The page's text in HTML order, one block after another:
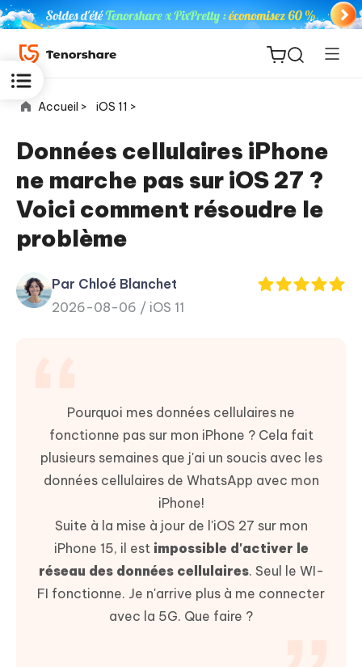
ReiBoot
for iOS
PDF
Editor
New
Accueil > iOS 11 >
Données cellulaires iPhone
ne marche pas sur iOS 27 ?
Voici comment résoudre le
problème
Par Chloé Blanchet
2026-08-06 / iOS 11
Pourquoi mes données cellulaires ne
fonctionne pas sur mon iPhone ? Cela fait
plusieurs semaines que j'ai un soucis avec les
données cellulaires de WhatsApp avec mon
iPhone!
Suite à la mise à jour de l'iOS 27 sur mon
iPhone 15, il est impossible d'activer le
réseau des données cellulaires. Seul le WI-
FI fonctionne. Je n'arrive plus à me connecter
avec la 5G. Que faire ?